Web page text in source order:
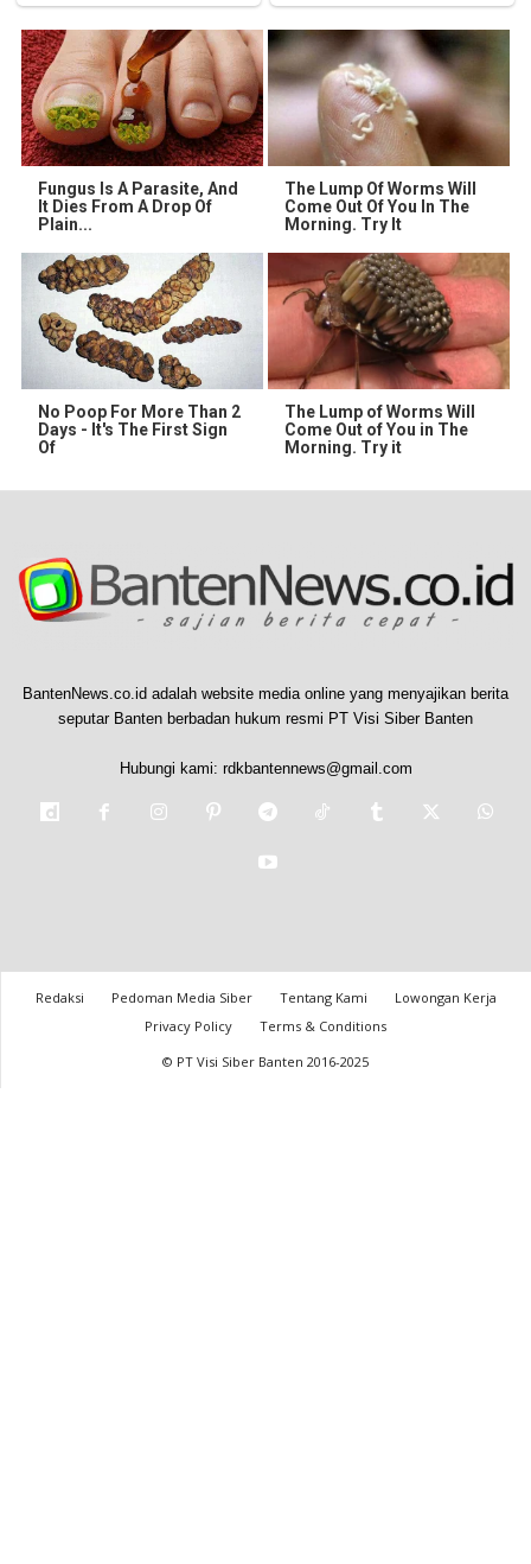
Fungus Is A Parasite, And
It Dies From A Drop Of
Plain...
The Lump Of Worms Will
Come Out Of You In The
Morning. Try It
No Poop For More Than 2
Days - It's The First Sign
Of
The Lump of Worms Will
Come Out of You in The
Morning. Try it
BantenNews.co.id adalah website media online yang menyajikan berita
seputar Banten berbadan hukum resmi PT Visi Siber Banten
Hubungi kami: rdkbantennews@gmail.com
Redaksi Pedoman Media Siber Tentang Kami
Lowongan Kerja
Privacy Policy
Terms & Conditions
© PT Visi Siber Banten 2016-2025